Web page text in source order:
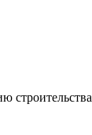
строительства